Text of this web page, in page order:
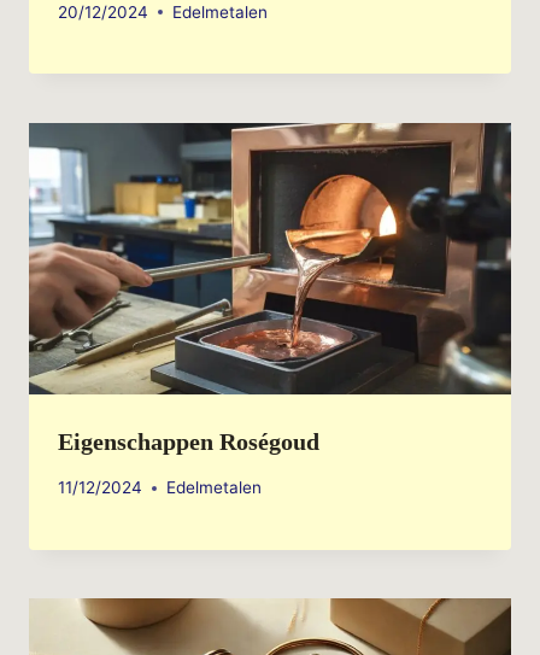
20/12/2024 Edelmetalen
Eigenschappen Roségoud
11/12/2024 Edelmetalen